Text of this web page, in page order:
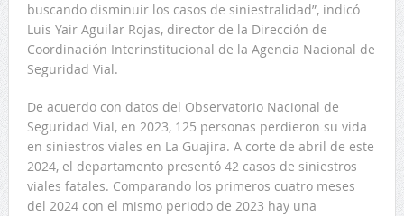
buscando disminuir los casos de siniestralidad”, indicó
Luis Yair Aguilar Rojas, director de la Dirección de
Coordinación Interinstitucional de la Agencia Nacional de
Seguridad Vial.
De acuerdo con datos del Observatorio Nacional de
Seguridad Vial, en 2023, 125 personas perdieron su vida
en siniestros viales en La Guajira. A corte de abril de este
2024, el departamento presentó 42 casos de siniestros
viales fatales. Comparando los primeros cuatro meses
del 2024 con el mismo periodo de 2023 hay una